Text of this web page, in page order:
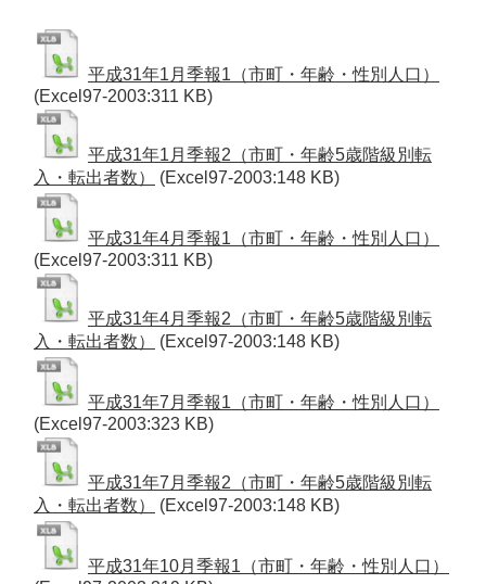
平成31年1月季報1（市町・年齢・性別人口）
(Excel97-2003:311 KB)
平成31年1月季報2（市町・年齢5歳階級別転
入・転出者数）
(Excel97-2003:148 KB)
平成31年4月季報1（市町・年齢・性別人口）
(Excel97-2003:311 KB)
平成31年4月季報2（市町・年齢5歳階級別転
入・転出者数）
(Excel97-2003:148 KB)
平成31年7月季報1（市町・年齢・性別人口）
(Excel97-2003:323 KB)
平成31年7月季報2（市町・年齢5歳階級別転
入・転出者数）
(Excel97-2003:148 KB)
平成31年10月季報1（市町・年齢・性別人口）